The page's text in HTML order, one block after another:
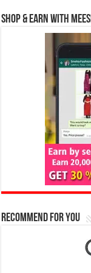
Shop & Earn with
Recommend for You